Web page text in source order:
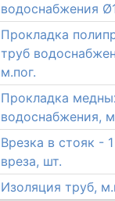
водоснабжения
Прокладка
труб
м.пог.
Прокладка
водоснабжения,
Врезка в стояк -
вреза, шт.
Изоляция труб,